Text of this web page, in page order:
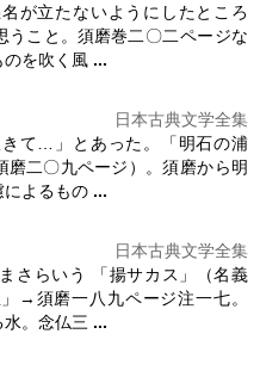
が立たないようにしたところ
こと。 須磨巻二〇二ページな
のを吹く風 ...
日本古典文学全集
て…」とあった。「明石の浦
磨二〇九ページ）。 須磨から明
によるもの ...
日本古典文学全集
さらいう 「揚サカス」（名義
」→ 須磨一八九ページ注一七。
水。念仏三 ...